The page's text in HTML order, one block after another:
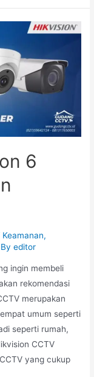
6
,
editor
ingin membeli
rekomendasi
merupakan
umum seperti
seperti rumah,
CCTV
yang cukup